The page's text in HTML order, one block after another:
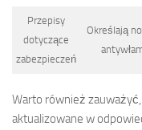
Przepisy
dotyczące
zabezpieczeń
Określają
Warto również
aktualizowane w